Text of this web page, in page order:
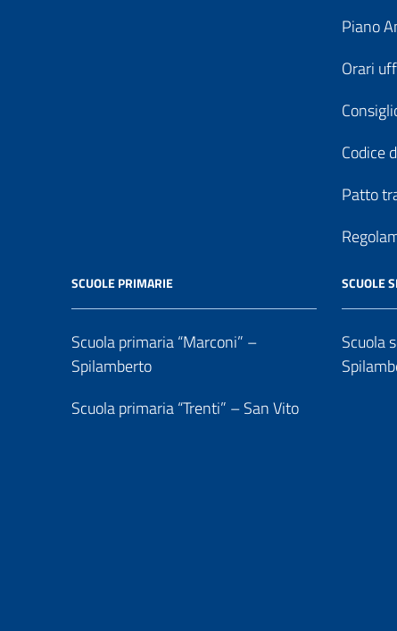
Piano
Orari
Codice
Patto
SCUOLE PRIMARIE
Scuola primaria “Marconi” –
Spilamberto
Scuola primaria “Trenti” – San Vito
SCUOLE
Scuola